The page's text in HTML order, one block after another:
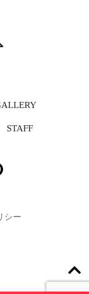
STAFF
シー